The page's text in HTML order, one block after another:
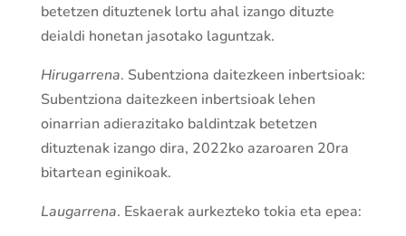
betetzen dituztenek lortu ahal izango dituzte
deialdi honetan jasotako laguntzak.
Hirugarrena. Subentziona daitezkeen inbertsioak:
Subentziona daitezkeen inbertsioak lehen
oinarrian adierazitako baldintzak betetzen
dituztenak izango dira, 2022ko azaroaren 20ra
bitartean eginikoak.
Laugarrena. Eskaerak aurkezteko tokia eta epea: